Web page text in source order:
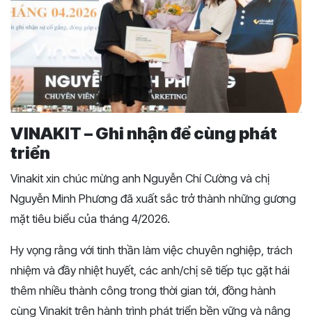
VINAKIT – Ghi nhận để cùng phát
triển
Vinakit xin chúc mừng anh Nguyễn Chí Cường và chị
Nguyễn Minh Phương đã xuất sắc trở thành những gương
mặt tiêu biểu của tháng 4/2026.
Hy vọng rằng với tinh thần làm việc chuyên nghiệp, trách
nhiệm và đầy nhiệt huyết, các anh/chị sẽ tiếp tục gặt hái
thêm nhiều thành công trong thời gian tới, đồng hành
cùng Vinakit trên hành trình phát triển bền vững và nâng